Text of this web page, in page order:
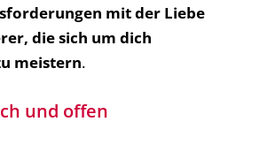
mit der Liebe
die sich um dich
meistern.
und offen